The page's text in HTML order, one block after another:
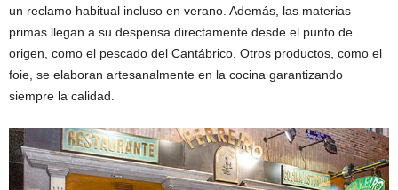
un reclamo habitual incluso en verano. Además, las materias
primas llegan a su despensa directamente desde el punto de
origen, como el pescado del Cantábrico. Otros productos, como el
foie, se elaboran artesanalmente en la cocina garantizando
siempre la calidad.